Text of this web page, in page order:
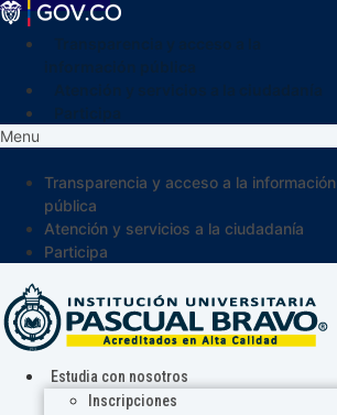
Menu
Transparencia y acceso a la información
pública
Atención y servicios a la ciudadanía
Participa
Estudia con nosotros
Inscripciones